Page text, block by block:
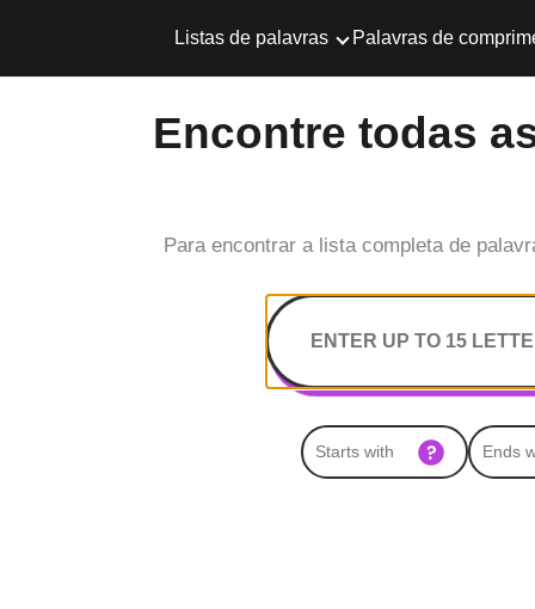
Listas de palavras Palavras de
Encontre todas
Para encontrar a lista completa de